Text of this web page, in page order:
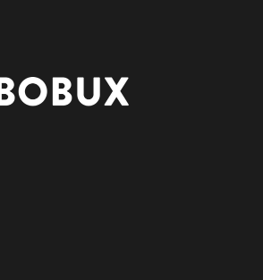
Mr Tiggle - Distributor